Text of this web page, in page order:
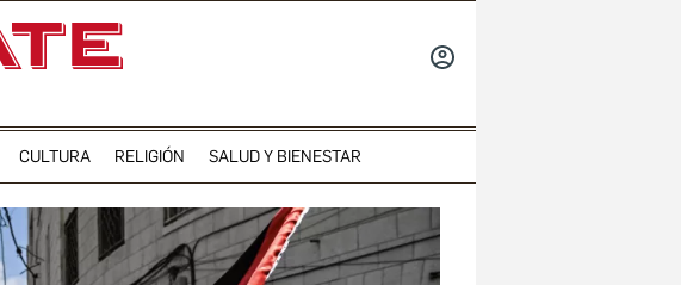
CULTURA RELIGIÓN SALUD Y BIENESTAR